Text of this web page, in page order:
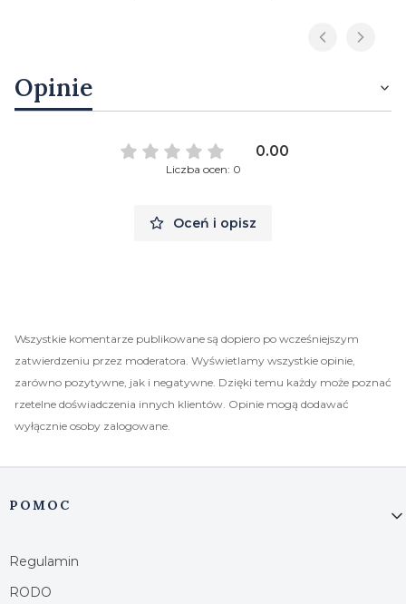
Opinie
0.00
Liczba ocen: 0
Oceń i opisz
Wszystkie komentarze publikowane są dopiero po wcześniejszym
zatwierdzeniu przez moderatora. Wyświetlamy wszystkie opinie,
zarówno pozytywne, jak i negatywne. Dzięki temu każdy może poznać
rzetelne doświadczenia innych klientów. Opinie mogą dodawać
wyłącznie osoby zalogowane.
Linki w stopce
POMOC
Regulamin
RODO